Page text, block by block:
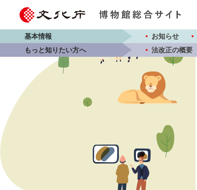
基本情報 お知らせ
もっと知りたい方へ
法改正の概要